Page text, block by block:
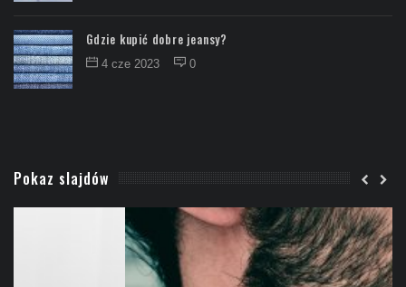
Gdzie kupić dobre jeansy?
4 cze 2023 0
Pokaz slajdów